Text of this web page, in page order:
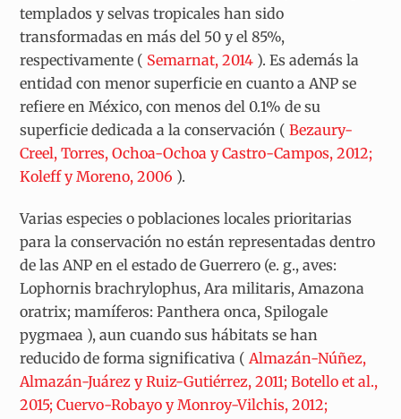
templados y selvas tropicales han sido
transformadas en más del 50 y el 85%,
respectivamente ( Semarnat, 2014 ). Es además la
entidad con menor superficie en cuanto a ANP se
refiere en México, con menos del 0.1% de su
superficie dedicada a la conservación (Bezaury-
Creel, Torres, Ochoa-Ochoa y Castro-Campos, 2012;
Koleff y Moreno, 2006 ).
Varias especies o poblaciones locales prioritarias
para la conservación no están representadas dentro
de las ANP en el estado de Guerrero (e. g., aves:
Lophornis brachrylophus, Ara militaris, Amazona
oratrix; mamíferos:Panthera onca, Spilogale
pygmaea ), aun cuando sus hábitats se han
reducido de forma significativa ( Almazán-Núñez,
Almazán-Juárez y Ruiz-Gutiérrez, 2011; Botello et al.,
2015; Cuervo-Robayo y Monroy-Vilchis, 2012;